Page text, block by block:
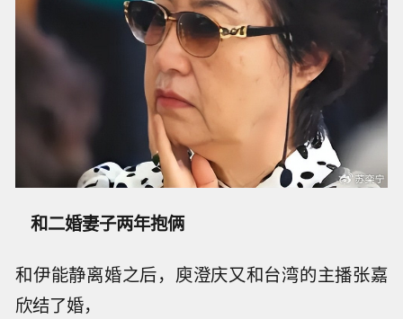
和二婚妻子两年抱俩
和伊能静离婚之后，庾澄庆又和台湾的主播张嘉
欣结了婚，